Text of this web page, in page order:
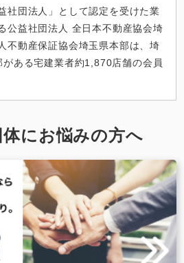
社団法人」として認定を受けた業
公益社団法人 全日本不動産協会埼
不動産保証協会埼玉県本部は、埼
ある宅建業者約1,870店舗の会員
にお悩みの方へ